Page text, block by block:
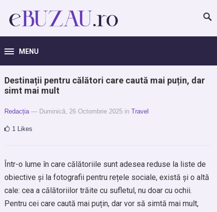
MENU
Destinații pentru călători care caută mai puțin, dar
simt mai mult
Redacția — Duminică, 26 Octombrie 2025 in Travel
1 Likes
Într-o lume în care călătoriile sunt adesea reduse la liste de
obiective și la fotografii pentru rețele sociale, există și o altă
cale: cea a călătoriilor trăite cu sufletul, nu doar cu ochii.
Pentru cei care caută mai puțin, dar vor să simtă mai mult,